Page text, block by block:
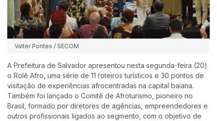
Valter Pontes / SECOM
A Prefeitura de Salvador apresentou nesta segunda-feira (20)
o Rolê Afro, uma série de 11 roteiros turísticos e 30 pontos de
visitação de experiências afrocentradas na capital baiana.
Também foi lançado o Comitê de Afroturismo, pioneiro no
Brasil, formado por diretores de agências, empreendedores e
outros profissionais ligados ao segmento, com o objetivo de